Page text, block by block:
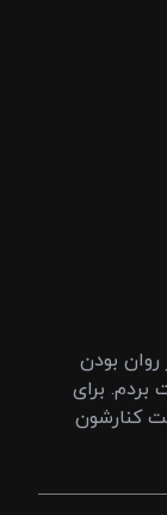
روان بودن
بردم. برای
کنارشون